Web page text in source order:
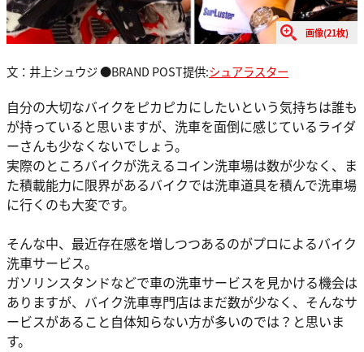
画像(21枚)
文：井上シュウジ ●BRAND POST提供:シュアラスター
自分の大切なバイクをピカピカにしたいという気持ちは誰も
が持っていると思いますが、洗車を面倒に感じているライダ
ーさんも少なくないでしょう。
実際のところバイクが洗えるコイン洗車場は数が少なく、ま
た積載能力に限界があるバイクでは洗車道具を積んで洗車場
に行くのも大変です。
そんな中、最近存在感を増しつつあるのがプロによるバイク
洗車サービス。
ガソリンスタンドなどで車の洗車サービスを見かける機会は
ありますが、バイク洗車専門店はまだ数が少なく、そんなサ
ービスがあること自体知らない方が多いのでは？と思いま
す。